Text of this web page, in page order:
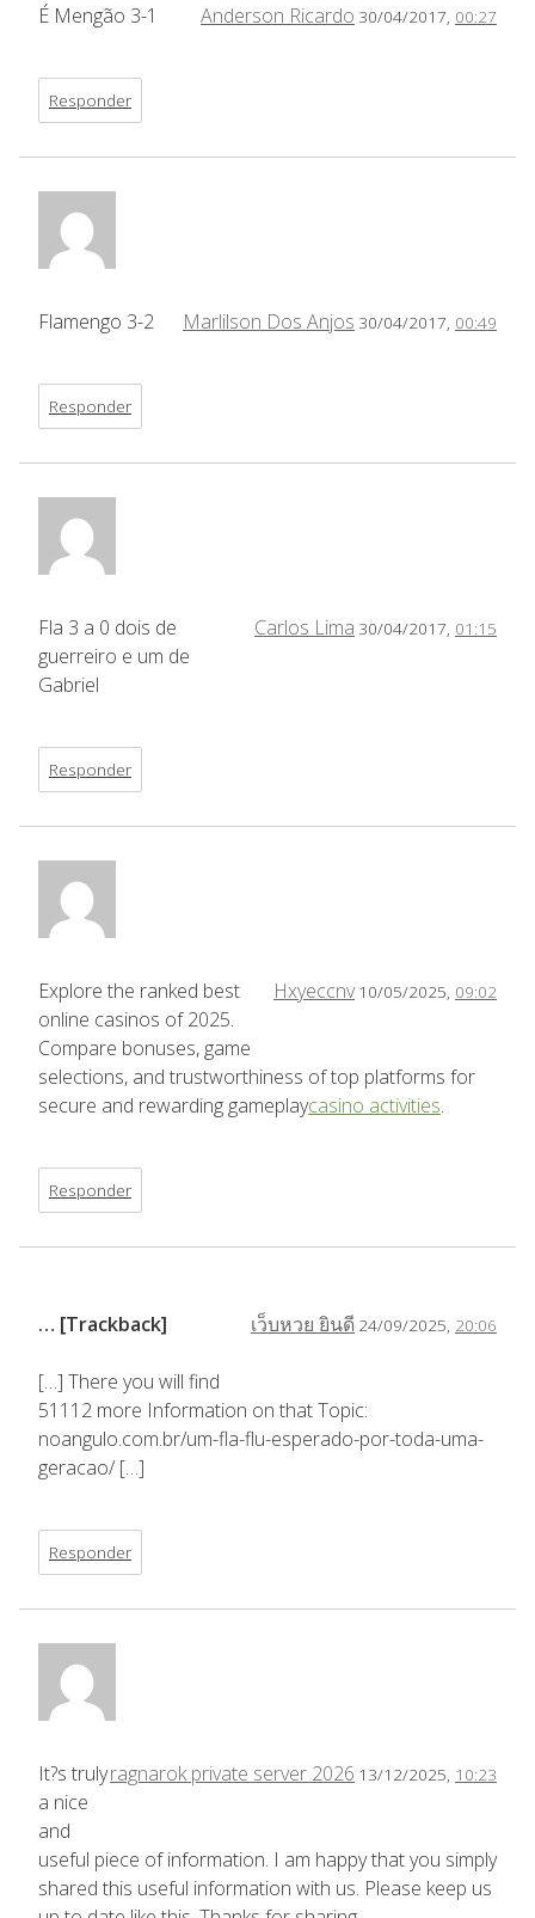
Anderson Ricardo 30/04/2017, 00:27
É Mengão 3-1
Responder
Marlilson Dos Anjos 30/04/2017, 00:49
Flamengo 3-2
Responder
Carlos Lima 30/04/2017, 01:15
Fla 3 a 0 dois de
guerreiro e um de
Gabriel
Responder
Hxyeccnv 10/05/2025, 09:02
Explore the ranked best
online casinos of 2025.
Compare bonuses, game
selections, and trustworthiness of top platforms for
secure and rewarding gameplaycasino activities.
Responder
เว็บหวย ยินดี 24/09/2025, 20:06
… [Trackback]
[…] There you will find
51112 more Information on that Topic:
noangulo.com.br/um-fla-flu-esperado-por-toda-uma-
geracao/ […]
Responder
ragnarok private server 2026 13/12/2025, 10:23
It?s truly
a nice
and
useful piece of information. I am happy that you simply
shared this useful information with us. Please keep us